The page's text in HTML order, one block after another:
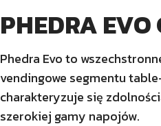
PHEDRA
Phedra Evo to
vendingowe segmentu
charakteryzuje się
szerokiej gamy napojów.